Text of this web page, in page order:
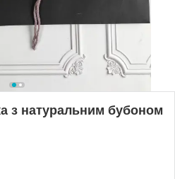
з натуральним бубоном